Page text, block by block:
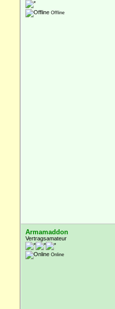
Offline
Armamaddon
Vertragsamateur
Online